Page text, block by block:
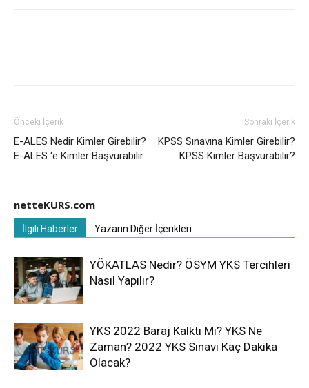
Önceki İçerik
E-ALES Nedir Kimler Girebilir?
E-ALES ‘e Kimler Başvurabilir
Sonraki İçerik
KPSS Sınavına Kimler Girebilir?
KPSS Kimler Başvurabilir?
netteKURS.com
İlgili Haberler Yazarın Diğer İçerikleri
YÖKATLAS Nedir? ÖSYM YKS Tercihleri
Nasıl Yapılır?
YKS 2022 Baraj Kalktı Mı? YKS Ne
Zaman? 2022 YKS Sınavı Kaç Dakika
Olacak?